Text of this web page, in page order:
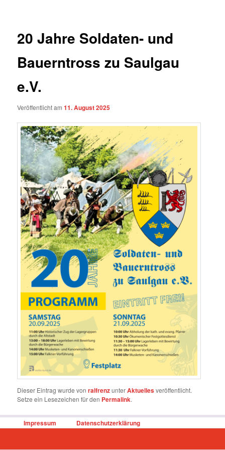
20 Jahre Soldaten- und
Bauerntross zu Saulgau
e.V.
Veröffentlicht am11. August 2025
Dieser Eintrag wurde vonralfrenzunterAktuellesveröffentlicht.
Setze ein Lesezeichen für den Permalink.
Impressum Datenschutzerklärung